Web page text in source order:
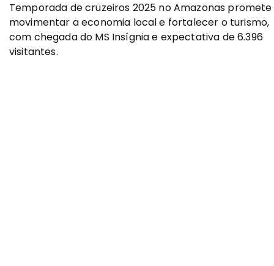
Temporada de cruzeiros 2025 no Amazonas promete
movimentar a economia local e fortalecer o turismo,
com chegada do MS Insígnia e expectativa de 6.396
visitantes.